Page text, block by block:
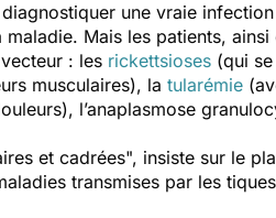
une vraie
Mais les patients,
: les rickettsioses (qui
musculaires), la tularémie
l’anaplasmose
et cadrées", insiste sur le
transmises par les